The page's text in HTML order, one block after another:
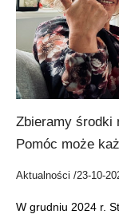
Zbieramy środki
Pomóc może
Aktualności /23-10-
W grudniu 2024 r.